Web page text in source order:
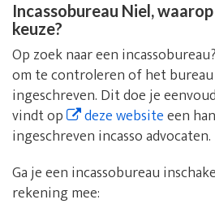
Incassobureau Niel,
keuze?
Op zoek naar een
om te controleren of het
ingeschreven. Dit doe je
vindt op
deze websiteeen
ingeschreven incasso advocaten.
Ga je een incassobureau
rekening mee: